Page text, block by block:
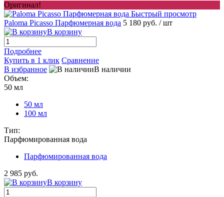
Оригинал!
Быстрый просмотр
Paloma Picasso Парфюмерная вода 5 180 руб. / шт
В корзину
Подробнее
Купить в 1 клик Сравнение
В избранное
В наличии
Объем:
50 мл
50 мл
100 мл
Тип:
Парфюмированная вода
Парфюмированная вода
2 985 руб.
В корзину